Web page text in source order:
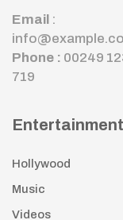
Email :
Phone : 00249
719
Entertainment
Hollywood
Music
Videos